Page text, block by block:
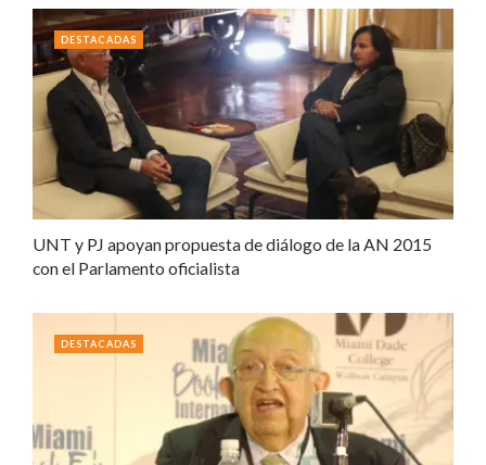
UNT y PJ apoyan propuesta de diálogo de la AN 2015
con el Parlamento oficialista
DESTACADAS
DESTACADAS